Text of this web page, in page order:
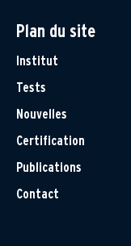
Plan du site
Institut
Tests
Nouvelles
Certification
Publications
Contact